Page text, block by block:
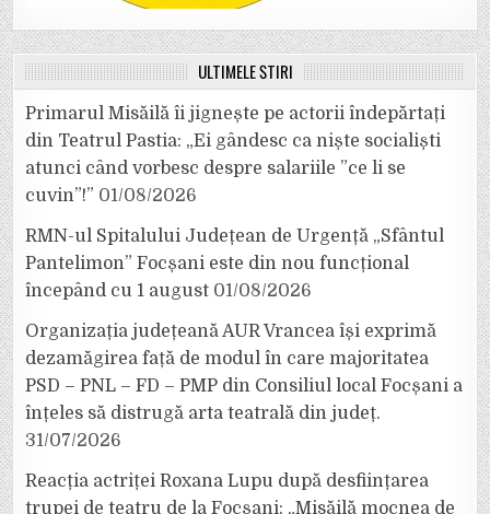
ULTIMELE ȘTIRI
Primarul Misăilă îi jignește pe actorii îndepărtați
din Teatrul Pastia: „Ei gândesc ca niște socialiști
atunci când vorbesc despre salariile ”ce li se
cuvin”!” 01/08/2026
RMN-ul Spitalului Județean de Urgență „Sfântul
Pantelimon” Focșani este din nou funcțional
începând cu 1 august 01/08/2026
Organizația județeană AUR Vrancea își exprimă
dezamăgirea față de modul în care majoritatea
PSD – PNL – FD – PMP din Consiliul local Focșani a
înțeles să distrugă arta teatrală din județ.
31/07/2026
Reacția actriței Roxana Lupu după desființarea
trupei de teatru de la Focșani: „Misăilă mocnea de